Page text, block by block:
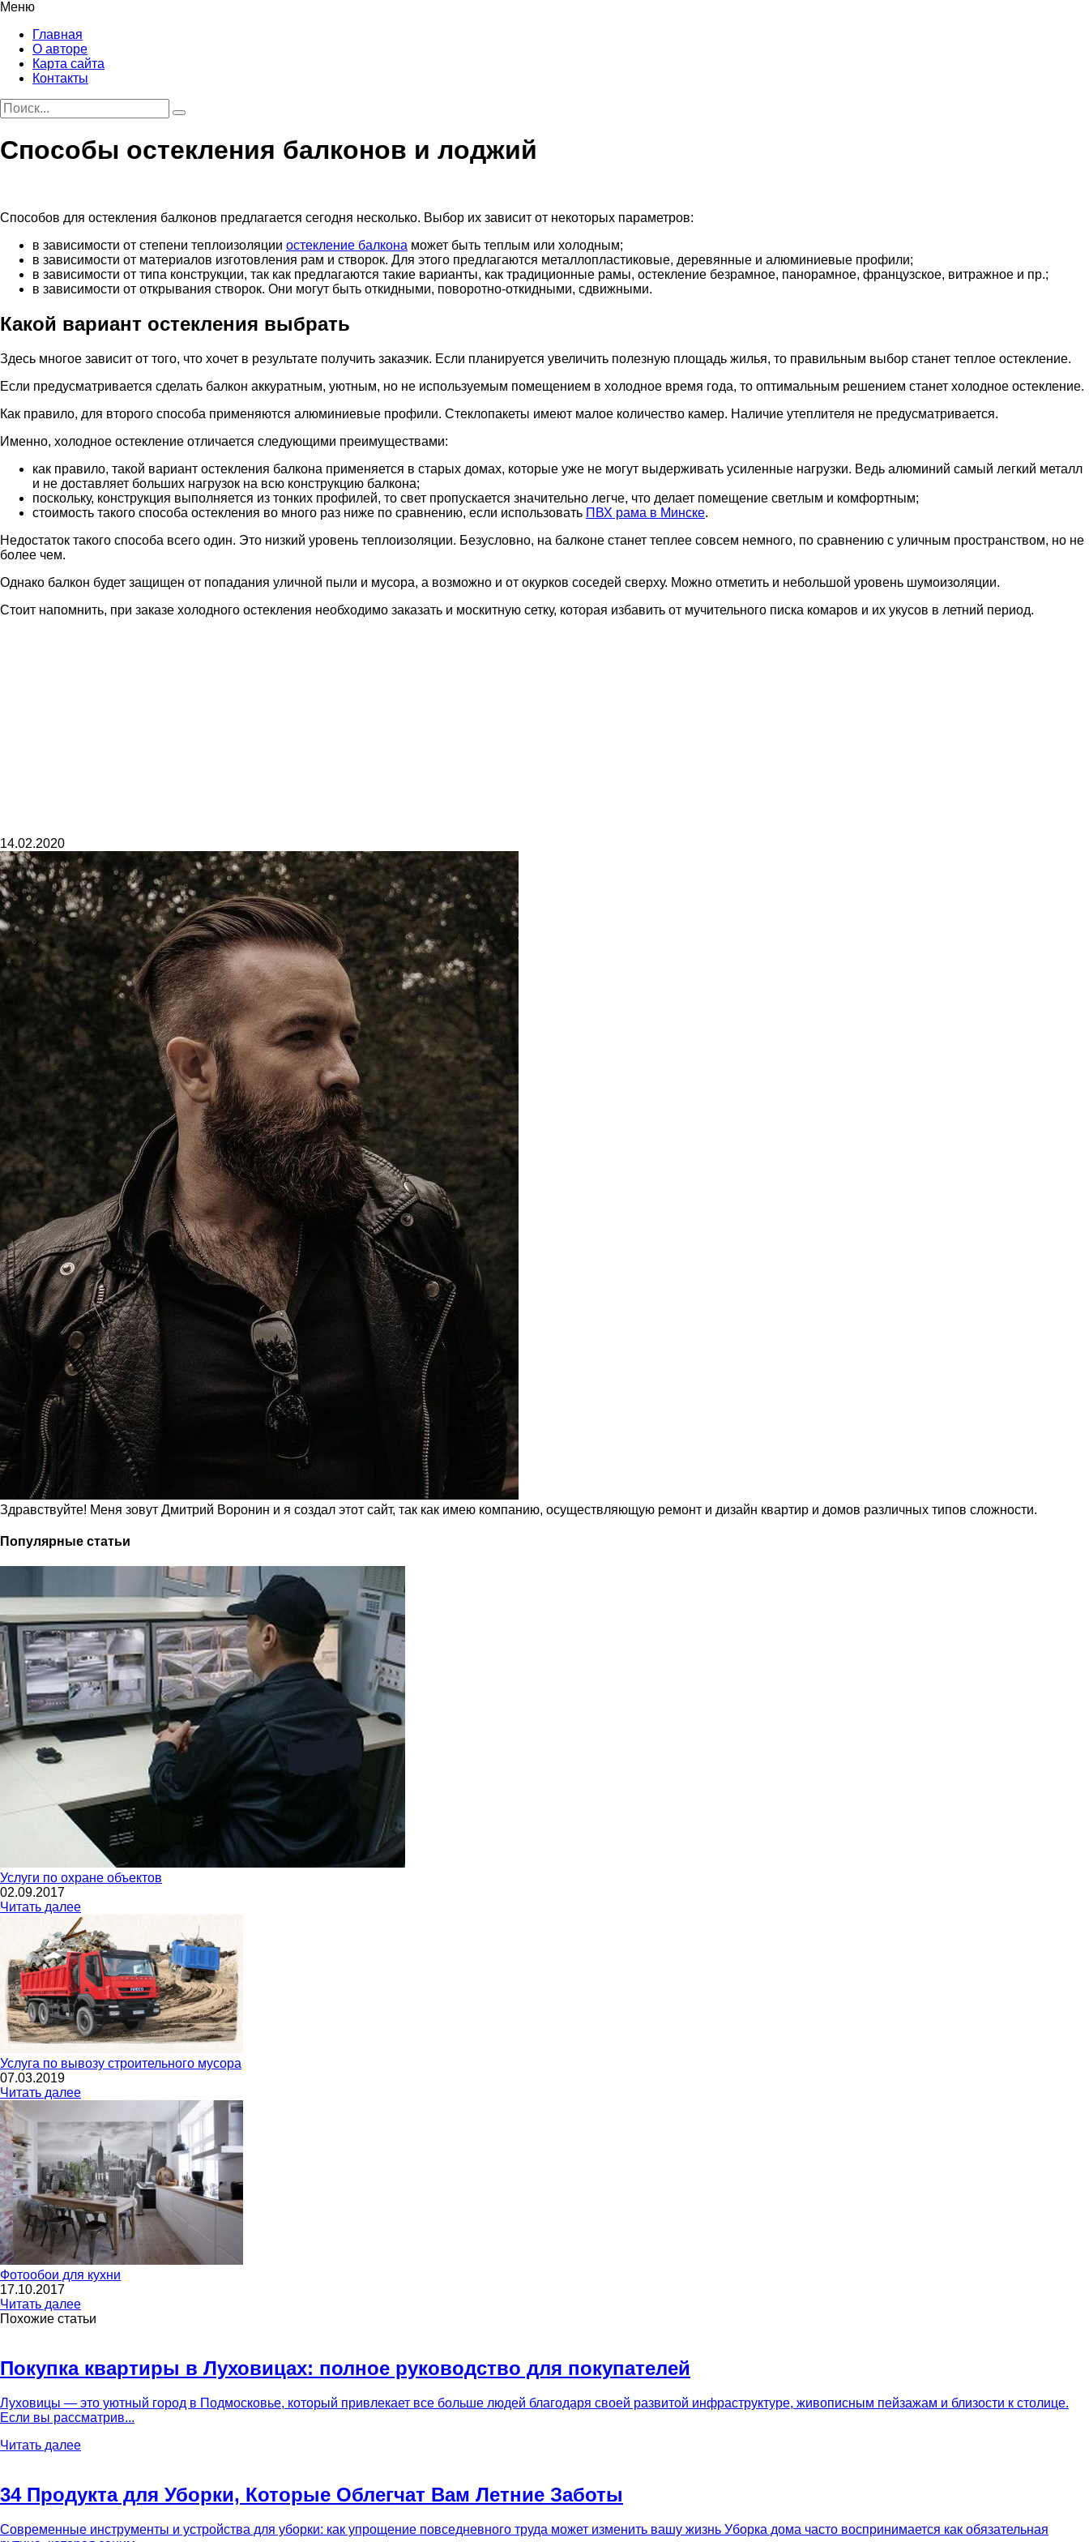
Меню
Главная
О авторе
Карта сайта
Контакты
Способы остекления балконов и лоджий
Способов для остекления балконов предлагается сегодня несколько. Выбор их зависит от некоторых параметров:
в зависимости от степени теплоизоляции остекление балкона может быть теплым или холодным;
в зависимости от материалов изготовления рам и створок. Для этого предлагаются металлопластиковые, деревянные и алюминиевые профили;
в зависимости от типа конструкции, так как предлагаются такие варианты, как традиционные рамы, остекление безрамное, панорамное, французское, витражное и пр.;
в зависимости от открывания створок. Они могут быть откидными, поворотно-откидными, сдвижными.
Какой вариант остекления выбрать
Здесь многое зависит от того, что хочет в результате получить заказчик. Если планируется увеличить полезную площадь жилья, то правильным выбор станет теплое остекление.
Если предусматривается сделать балкон аккуратным, уютным, но не используемым помещением в холодное время года, то оптимальным решением станет холодное остекление.
Как правило, для второго способа применяются алюминиевые профили. Стеклопакеты имеют малое количество камер. Наличие утеплителя не предусматривается.
Именно, холодное остекление отличается следующими преимуществами:
как правило, такой вариант остекления балкона применяется в старых домах, которые уже не могут выдерживать усиленные нагрузки. Ведь алюминий самый легкий металл
и не доставляет больших нагрузок на всю конструкцию балкона;
поскольку, конструкция выполняется из тонких профилей, то свет пропускается значительно легче, что делает помещение светлым и комфортным;
стоимость такого способа остекления во много раз ниже по сравнению, если использовать ПВХ рама в Минске.
Недостаток такого способа всего один. Это низкий уровень теплоизоляции. Безусловно, на балконе станет теплее совсем немного, по сравнению с уличным пространством, но не
более чем.
Однако балкон будет защищен от попадания уличной пыли и мусора, а возможно и от окурков соседей сверху. Можно отметить и небольшой уровень шумоизоляции.
Стоит напомнить, при заказе холодного остекления необходимо заказать и москитную сетку, которая избавить от мучительного писка комаров и их укусов в летний период.
14.02.2020
Здравствуйте! Меня зовут Дмитрий Воронин и я создал этот сайт, так как имею компанию, осуществляющую ремонт и дизайн квартир и домов различных типов сложности.
Популярные статьи
Услуги по охране объектов
02.09.2017
Читать далее
Услуга по вывозу строительного мусора
07.03.2019
Читать далее
Фотообои для кухни
17.10.2017
Читать далее
Похожие статьи
Покупка квартиры в Луховицах: полное руководство для покупателей
Луховицы — это уютный город в Подмосковье, который привлекает все больше людей благодаря своей развитой инфраструктуре, живописным пейзажам и близости к столице.
Если вы рассматрив...
Читать далее
34 Продукта для Уборки, Которые Облегчат Вам Летние Заботы
Современные инструменты и устройства для уборки: как упрощение повседневного труда может изменить вашу жизнь Уборка дома часто воспринимается как обязательная